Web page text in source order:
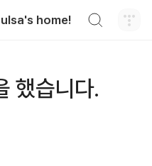
home!
했습니다.